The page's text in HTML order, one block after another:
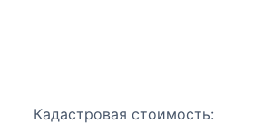
Кадастровая стоимость: